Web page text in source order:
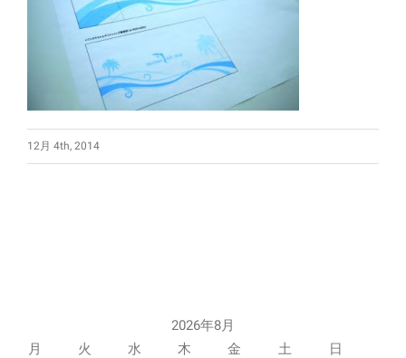
12月 4th, 2014
2026年8月
月
火 水 木 金 土
日